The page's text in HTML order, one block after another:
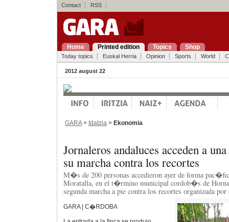
Contact RSS
Home Printed edition Topics Shop
Today topics Euskal Herria Opinion Sports World
2012 august 22
GARA> Idatzia > Ekonomia
Jornaleros andaluces acceden a
su marcha contra los recortes
M�s de 200 personas accedieron ayer de forma
Moratalla, en el t�rmino municipal cordob�s de
segunda marcha a pie contra los recortes organizada por
GARA | C�RDOBA